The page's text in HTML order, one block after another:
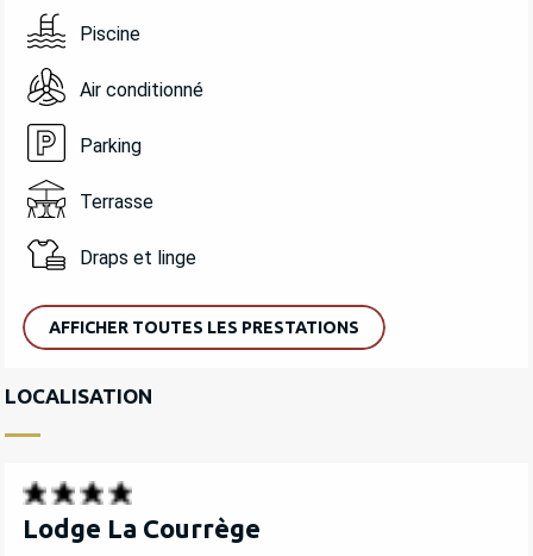
Piscine
Air conditionné
Parking
Terrasse
Draps et linge
AFFICHER TOUTES LES PRESTATIONS
LOCALISATION
Lodge La Courrège